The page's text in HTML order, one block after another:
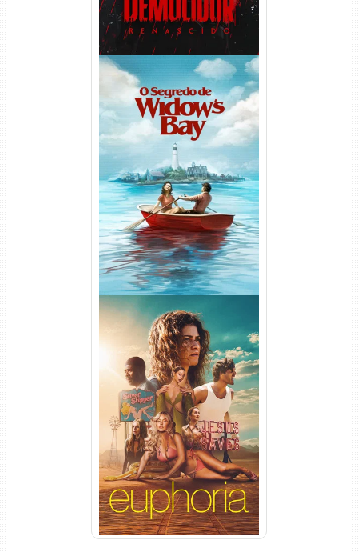
O Segredo de Widow’s Bay
1ª Temporada Torrent (2026)
WEB-DL 1080p Dual Áudio
Euphoria 3ª Temporada
Torrent (2026) WEB-DL 1080p
Dual Áudio